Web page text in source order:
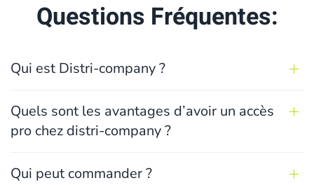
Questions Fréquentes:
Qui est Distri-company ?
Quels sont les avantages d’avoir un accès
pro chez distri-company ?
Qui peut commander ?